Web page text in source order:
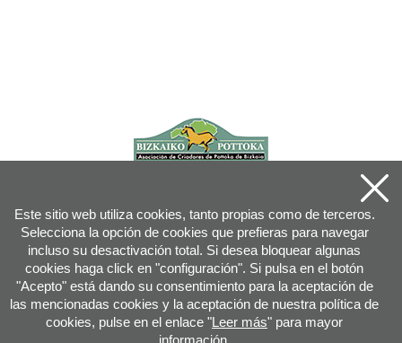
Este sitio web utiliza cookies, tanto propias como de terceros.
Selecciona la opción de cookies que prefieras para navegar
incluso su desactivación total. Si desea bloquear algunas
cookies haga click en "configuración". Si pulsa en el botón
"Acepto" está dando su consentimiento para la aceptación de
las mencionadas cookies y la aceptación de nuestra política de
cookies, pulse en el enlace "Leer más" para mayor
información.